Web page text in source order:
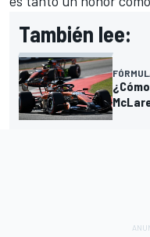
También lee: